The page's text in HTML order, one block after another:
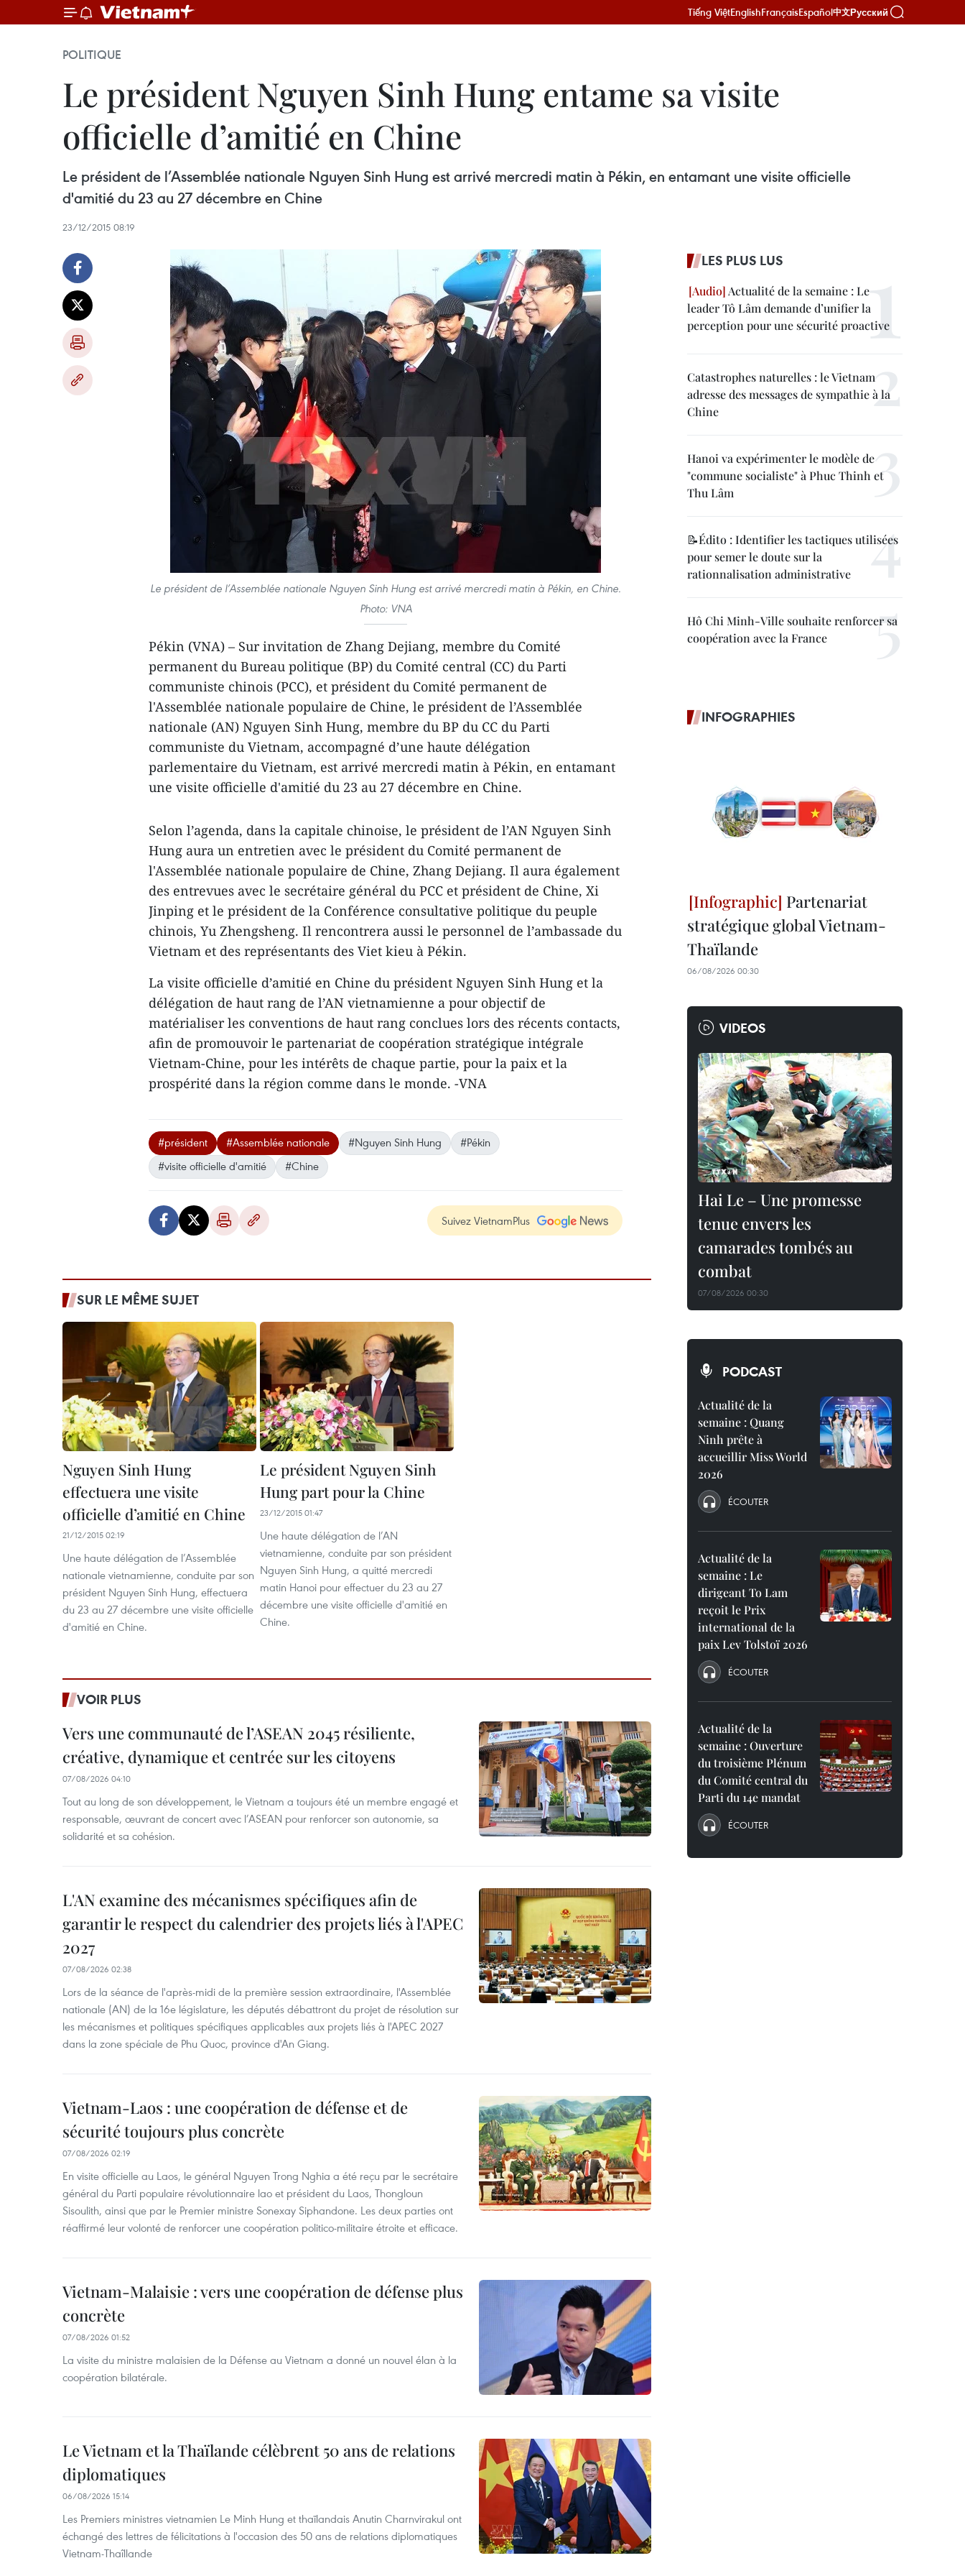
Tiếng ViệtEnglishFrançaisEspañol中文Русский
POLITIQUE
Le président Nguyen Sinh Hung entame sa visite
officielle d’amitié en Chine
Le président de l’Assemblée nationale Nguyen Sinh Hung est arrivé mercredi matin à Pékin, en entamant une visite officielle
d'amitié du 23 au 27 décembre en Chine
23/12/2015 08:19
Le président de l’Assemblée nationale Nguyen Sinh Hung est arrivé mercredi matin à Pékin, en Chine.
Photo: VNA
Pékin (VNA) – Sur invitation de Zhang Dejiang, membre du Comité
permanent du Bureau politique (BP) du Comité central (CC) du Parti
communiste chinois (PCC), et président du Comité permanent de
l'Assemblée nationale populaire de Chine, le président de l’Assemblée
nationale (AN) Nguyen Sinh Hung, membre du BP du CC du Parti
communiste du Vietnam, accompagné d’une haute délégation
parlementaire du Vietnam, est arrivé mercredi matin à Pékin, en entamant
une visite officielle d'amitié du 23 au 27 décembre en Chine.
Selon l’agenda, dans la capitale chinoise, le président de l’AN Nguyen Sinh
Hung aura un entretien avec le président du Comité permanent de
l'Assemblée nationale populaire de Chine, Zhang Dejiang. Il aura également
des entrevues avec le secrétaire général du PCC et président de Chine, Xi
Jinping et le président de la Conférence consultative politique du peuple
chinois, Yu Zhengsheng. Il rencontrera aussi le personnel de l’ambassade du
Vietnam et des représentants des Viet kieu à Pékin.
La visite officielle d’amitié en Chine du président Nguyen Sinh Hung et la
délégation de haut rang de l’AN vietnamienne a pour objectif de
matérialiser les conventions de haut rang conclues lors des récents contacts,
afin de promouvoir le partenariat de coopération stratégique intégrale
Vietnam-Chine, pour les intérêts de chaque partie, pour la paix et la
prospérité dans la région comme dans le monde. -VNA
#président #Assemblée nationale #Nguyen Sinh Hung
#Pékin
#visite officielle d'amitié
#Chine
Suivez VietnamPlus
SUR LE MÊME SUJET
Nguyen Sinh Hung
effectuera une visite
officielle d’amitié en Chine
21/12/2015 02:19
Une haute délégation de l’Assemblée
nationale vietnamienne, conduite par son
président Nguyen Sinh Hung, effectuera
du 23 au 27 décembre une visite officielle
d'amitié en Chine.
Le président Nguyen Sinh
Hung part pour la Chine
23/12/2015 01:47
Une haute délégation de l’AN
vietnamienne, conduite par son président
Nguyen Sinh Hung, a quitté mercredi
matin Hanoi pour effectuer du 23 au 27
décembre une visite officielle d'amitié en
Chine.
VOIR PLUS
Vers une communauté de l’ASEAN 2045 résiliente,
créative, dynamique et centrée sur les citoyens
07/08/2026 04:10
Tout au long de son développement, le Vietnam a toujours été un membre engagé et
responsable, œuvrant de concert avec l’ASEAN pour renforcer son autonomie, sa
solidarité et sa cohésion.
L'AN examine des mécanismes spécifiques afin de
garantir le respect du calendrier des projets liés à l'APEC
2027
07/08/2026 02:38
Lors de la séance de l'après-midi de la première session extraordinaire, l'Assemblée
nationale (AN) de la 16e législature, les députés débattront du projet de résolution sur
les mécanismes et politiques spécifiques applicables aux projets liés à l'APEC 2027
dans la zone spéciale de Phu Quoc, province d'An Giang.
Vietnam-Laos : une coopération de défense et de
sécurité toujours plus concrète
07/08/2026 02:19
En visite officielle au Laos, le général Nguyen Trong Nghia a été reçu par le secrétaire
général du Parti populaire révolutionnaire lao et président du Laos, Thongloun
Sisoulith, ainsi que par le Premier ministre Sonexay Siphandone. Les deux parties ont
réaffirmé leur volonté de renforcer une coopération politico-militaire étroite et efficace.
Vietnam-Malaisie : vers une coopération de défense plus
concrète
07/08/2026 01:52
La visite du ministre malaisien de la Défense au Vietnam a donné un nouvel élan à la
coopération bilatérale.
Le Vietnam et la Thaïlande célèbrent 50 ans de relations
diplomatiques
06/08/2026 15:14
Les Premiers ministres vietnamien Le Minh Hung et thaïlandais Anutin Charnvirakul ont
échangé des lettres de félicitations à l'occasion des 50 ans de relations diplomatiques
Vietnam-Thaîllande
LES PLUS LUS
Actualité de la semaine : Le
leader Tô Lâm demande d’unifier la
perception pour une sécurité proactive
Catastrophes naturelles : le Vietnam
adresse des messages de sympathie à la
Chine
Hanoi va expérimenter le modèle de
"commune socialiste" à Phuc Thinh et
Thu Lâm
📝Édito : Identifier les tactiques utilisées
pour semer le doute sur la
rationnalisation administrative
Hô Chi Minh-Ville souhaite renforcer sa
coopération avec la France
INFOGRAPHIES
Partenariat
stratégique global Vietnam-
Thaïlande
06/08/2026 00:30
VIDEOS
Hai Le – Une promesse
tenue envers les
camarades tombés au
combat
07/08/2026 00:30
PODCAST
Actualité de la
semaine : Quang
Ninh prête à
accueillir Miss World
2026
ÉCOUTER
Actualité de la
semaine : Le
dirigeant To Lam
reçoit le Prix
international de la
paix Lev Tolstoï 2026
ÉCOUTER
Actualité de la
semaine : Ouverture
du troisième Plénum
du Comité central du
Parti du 14e mandat
ÉCOUTER